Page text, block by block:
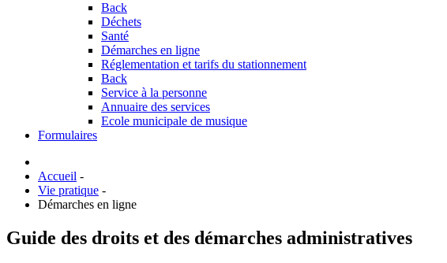
Back
Déchets
Santé
Démarches en ligne
Réglementation et tarifs du stationnement
Back
Service à la personne
Annuaire des services
Ecole municipale de musique
Formulaires
Accueil -
Vie pratique -
Démarches en ligne
Guide des droits et des démarches administratives